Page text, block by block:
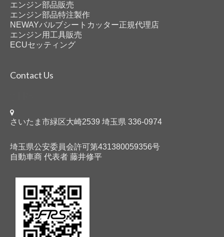
エンジン部品販売
エンジン部品特注製作
NEWAYバルブシートカッター正規代理店
エンジン用工具販売
ECUセッティング
Contact Us
さいたま市緑区大崎2539 埼玉県 336-0974
埼玉県公安委員会許可第431380059356号
自動車商 代表者 藤井修平